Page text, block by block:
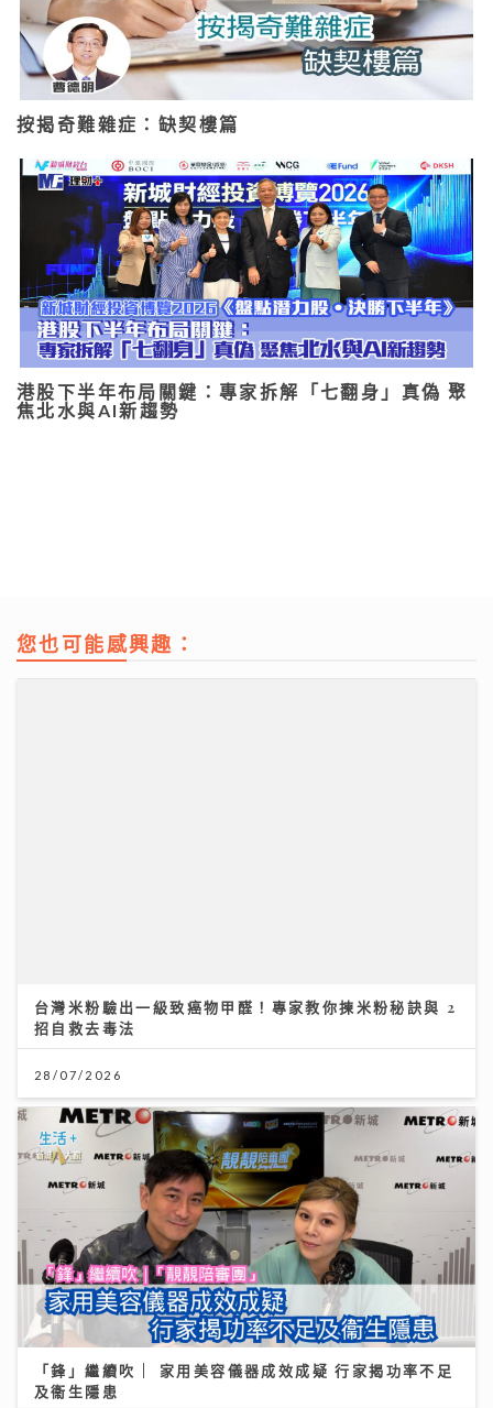
按揭奇難雜症：缺契樓篇
港股下半年布局關鍵：專家拆解「七翻身」真偽 聚
焦北水與AI新趨勢
您也可能感興趣：
台灣米粉驗出一級致癌物甲醛！專家教你揀米粉秘訣與 2
招自救去毒法
28/07/2026
「鋒」繼續吹 | 家用美容儀器成效成疑 行家揭功率不足
及衞生隱患